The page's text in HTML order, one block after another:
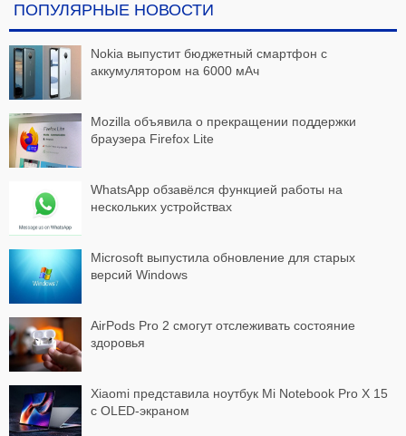
перпендикулярной (PMR) и
черепичной (SMR) магнитной
обеспечивается меньшая
себестоимость в сравнении с
технологие
перевозить четырех
пассажиров на высоте окол
ПОПУЛЯРНЫЕ НОВОСТИ
Nokia выпустит бюджетный смартфон с
аккумулятором на 6000 мАч
Mozilla объявила о прекращении поддержки
браузера Firefox Lite
WhatsApp обзавёлся функцией работы на
нескольких устройствах
Microsoft выпустила обновление для старых
версий Windows
AirPods Pro 2 смогут отслеживать состояние
здоровья
Xiaomi представила ноутбук Mi Notebook Pro X 15
с OLED-экраном